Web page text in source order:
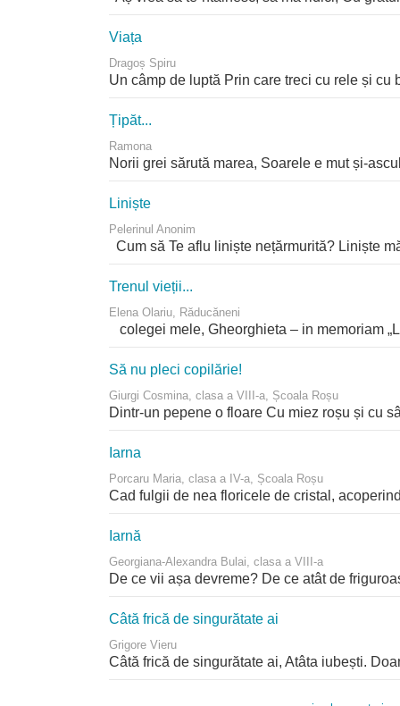
Viața
Dragoș Spiru
Un câmp de luptă Prin care treci cu rele și
Țipăt...
Ramona
Norii grei sărută marea, Soarele e mut și-
Liniște
Pelerinul Anonim
Cum să Te aflu liniște nețărmurită? Liniște
Trenul vieții...
Elena Olariu, Răducăneni
colegei mele, Gheorghieta – in memoriam
Să nu pleci copilărie!
Giurgi Cosmina, clasa a VIII-a, Școala Roșu
Dintr-un pepene o floare Cu miez roșu și cu
Iarna
Porcaru Maria, clasa a IV-a, Școala Roșu
Cad fulgii de nea floricele de cristal,
Iarnă
Georgiana-Alexandra Bulai, clasa a VIII-a
De ce vii așa devreme? De ce atât de
Câtă frică de singurătate ai
Grigore Vieru
Câtă frică de singurătate ai, Atâta iubești.